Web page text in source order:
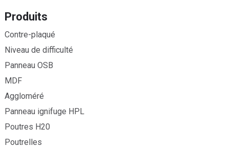
Produits
Contre-plaqué
Niveau de difficulté
Panneau OSB
MDF
Aggloméré
Panneau ignifuge HPL
Poutres H20
Poutrelles